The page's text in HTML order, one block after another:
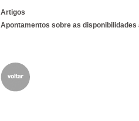
Artigos
Apontamentos sobre as